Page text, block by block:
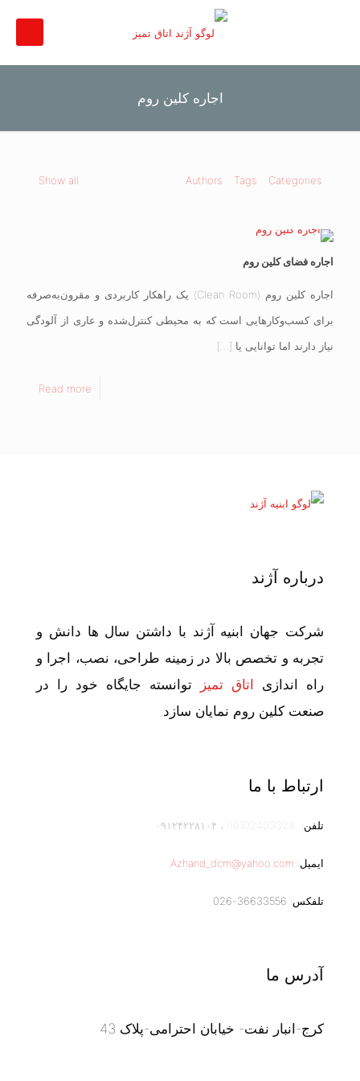
اجاره کلین روم
Categories
Tags
Authors
Show all
اجاره فضای کلین روم
اجاره کلین روم (Clean Room) یک راهکار کاربردی و مقرون‌به‌صرفه
برای کسب‌وکارهایی است که به محیطی کنترل‌شده و عاری از آلودگی
نیاز دارند اما توانایی یا […]
Read more
درباره آژند
شرکت جهان ابنیه آژند با داشتن سال ها دانش و
تجربه و تخصص بالا در زمینه طراحی، نصب، اجرا و
راه اندازی
اتاق تمیز
توانسته جایگاه خود را در
صنعت کلین روم نمایان سازد.
ارتباط با ما
تلفن: 09102403324 ، ۰۹۱۲۴۲۲۸۱۰۴
ایمیل: Azhand_dcm@yahoo.com
تلفکس: 36633556-026
آدرس ما
کرج-انبار نفت- خیابان احترامی-پلاک 43